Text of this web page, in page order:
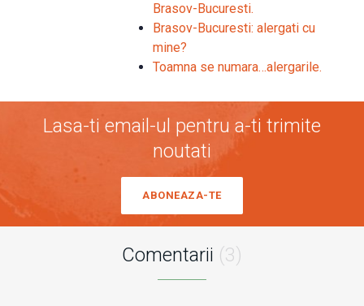
Brasov-Bucuresti.
Brasov-Bucuresti: alergati cu
mine?
Toamna se numara…alergarile.
Lasa-ti email-ul pentru a-ti trimite
noutati
ABONEAZA-TE
Comentarii (3)